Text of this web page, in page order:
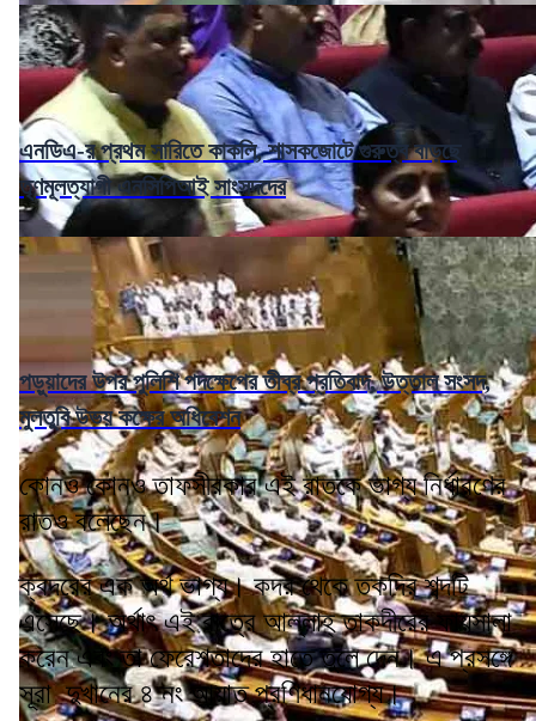
এনডিএ-র প্রথম সারিতে কাকলি, শাসকজোটে গুরুত্ব বাড়ছে
তৃণমূলত্যাগী এনসিপিআই সাংসদদের
পড়ুয়াদের উপর পুলিশি পদক্ষেপের তীব্র প্রতিবাদ, উত্তাল সংসদ,
মুলতুবি উভয় কক্ষের অধিবেশন
কোনও কোনও তাফসীরকার এই রাতকে ভাগ্য নির্ধারণের
রাতও বলেছেন।
ক্বদরের এক অর্থ ভাগ্য। কদর থেকে তকদির শব্দটি
এসেছে। অর্থাৎ এই রাত্রে আল্লাহ্ তাকদীরের ফায়সালা
করেন এবং তা ফেরেশতাদের হাতে তুলে দেন। এ প্রসঙ্গে
সূরা দুখানের ৪ নং আয়াত প্রণিধানযোগ্য।